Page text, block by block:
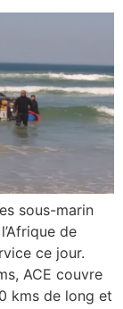
sous-marin
de
ce jour.
ACE couvre
kms de long et